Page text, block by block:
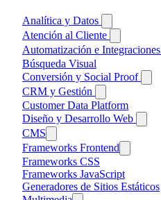
Analítica y Datos
Business Intelligence
Monitorización y Errores
Testing y Optimización
A/B Testing
Personalización
Web Analytics
Heatmaps y Mapas de Calor
Métricas y Tracking
Session Recording
Atención al Cliente
Base de Conocimiento
Comunicación Multicanal
Helpdesk y Tickets
Live Chat
Chat en Vivo
Chatbots e IA
Automatización e Integraciones
iPaaS e Integraciones
Notificaciones Push
Tag Managers
Workflow Automation
Búsqueda Visual
Conversión y Social Proof
Cart Abandonment
Formularios
Loyalty y Recompensas
Popups y Lead Capture
Reviews y Opiniones
Social Proof y UGC
CRM y Gestión
Contabilidad
CRM
ERP
Gestión de Proyectos
Customer Data Platform
Diseño y Desarrollo Web
CMS
Otros CMS
WordPress
Frameworks Frontend
Frameworks CSS
Frameworks JavaScript
Generadores de Sitios Estáticos